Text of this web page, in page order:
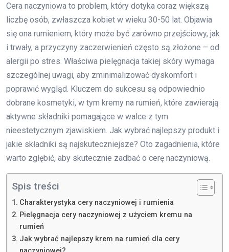
Cera naczyniowa to problem, który dotyka coraz większą
liczbę osób, zwłaszcza kobiet w wieku 30-50 lat. Objawia
się ona rumieniem, który może być zarówno przejściowy, jak
i trwały, a przyczyny zaczerwienień często są złożone – od
alergii po stres. Właściwa pielęgnacja takiej skóry wymaga
szczególnej uwagi, aby zminimalizować dyskomfort i
poprawić wygląd. Kluczem do sukcesu są odpowiednio
dobrane kosmetyki, w tym kremy na rumień, które zawierają
aktywne składniki pomagające w walce z tym
nieestetycznym zjawiskiem. Jak wybrać najlepszy produkt i
jakie składniki są najskuteczniejsze? Oto zagadnienia, które
warto zgłębić, aby skutecznie zadbać o cerę naczyniową.
Spis treści
Charakterystyka cery naczyniowej i rumienia
Pielęgnacja cery naczyniowej z użyciem kremu na
rumień
Jak wybrać najlepszy krem na rumień dla cery